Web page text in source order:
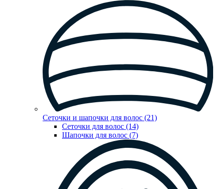
Сеточки и шапочки для волос (21)
Сеточки для волос (14)
Шапочки для волос (7)